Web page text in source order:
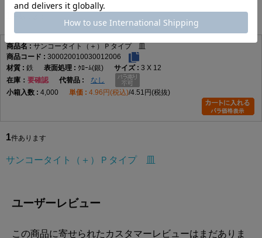
サンコータイト（＋）Ｐタイプ 皿
300020010030012006
鉄
ｸﾛｰﾑ(銀)
3 X 12
在庫
要確認
なし
4,000
4.96円(税込) 4.51円(税抜)
1件あります
サンコータイト（＋）Ｐタイプ 皿
ユーザーレビュー
この商品に寄せられたカスタマーレビューはまだありま